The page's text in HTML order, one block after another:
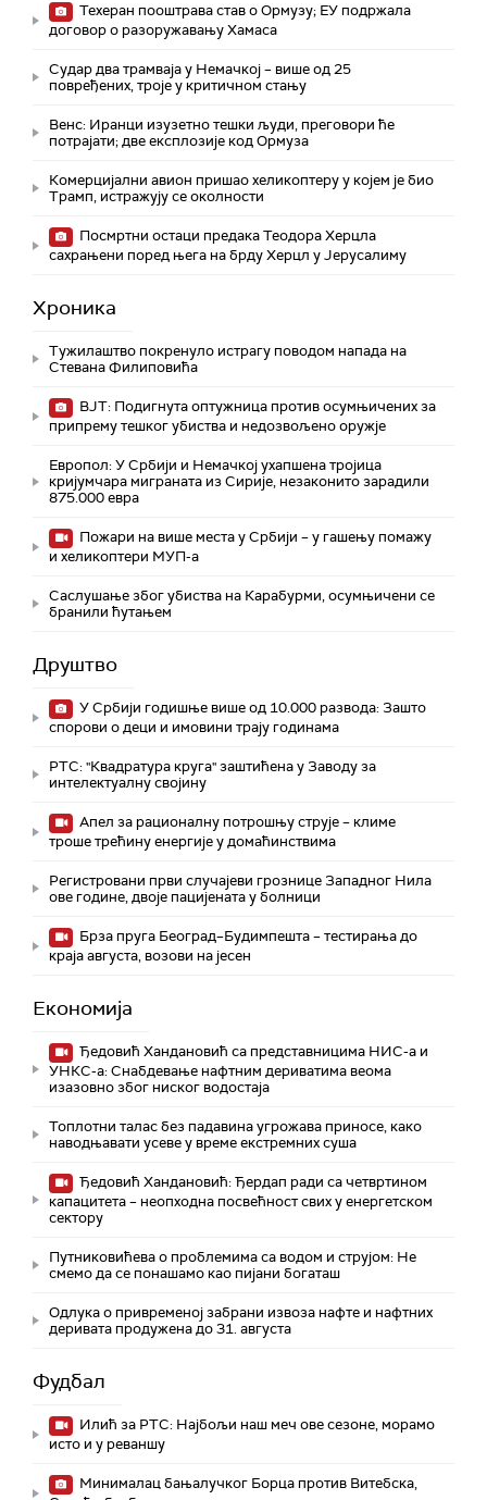
Техеран пооштрава став о Ормузу; ЕУ подржала
договор о разоружавању Хамаса
Судар два трамваја у Немачкој – више од 25
повређених, троје у критичном стању
Венс: Иранци изузетно тешки људи, преговори ће
потрајати; две експлозије код Ормуза
Комерцијални авион пришао хеликоптеру у којем је био
Трамп, истражују се околности
Посмртни остаци предака Теодора Херцла
сахрањени поред њега на брду Херцл у Јерусалиму
Хроника
Тужилаштво покренуло истрагу поводом напада на
Стевана Филиповића
ВЈТ: Подигнута оптужница против осумњичених за
припрему тешког убиства и недозвољено оружје
Европол: У Србији и Немачкој ухапшена тројица
кријумчара миграната из Сирије, незаконито зарадили
875.000 евра
Пожари на више места у Србији – у гашењу помажу
и хеликоптери МУП-а
Саслушање због убиства на Карабурми, осумњичени се
бранили ћутањем
Друштво
У Србији годишње више од 10.000 развода: Зашто
спорови о деци и имовини трају годинама
РТС: "Квадратура круга" заштићена у Заводу за
интелектуалну својину
Апел за рационалну потрошњу струје – климе
троше трећину енергије у домаћинствима
Регистровани први случајеви грознице Западног Нила
ове године, двоје пацијената у болници
Брза пруга Београд–Будимпешта – тестирања до
краја августа, возови на јесен
Економија
Ђедовић Хандановић са представницима НИС-а и
УНКС-а: Снабдевање нафтним дериватима веома
изазовно због ниског водостаја
Топлотни талас без падавина угрожава приносе, како
наводњавати усеве у време екстремних суша
Ђедовић Хандановић: Ђердап ради са четвртином
капацитета – неопходна посвећност свих у енергетском
сектору
Путниковићева о проблемима са водом и струјом: Не
смемо да се понашамо као пијани богаташ
Одлука о привременој забрани извоза нафте и нафтних
деривата продужена до 31. августа
Фудбал
Илић за РТС: Најбољи наш меч ове сезоне, морамо
исто и у реваншу
Минималац бањалучког Борца против Витебска,